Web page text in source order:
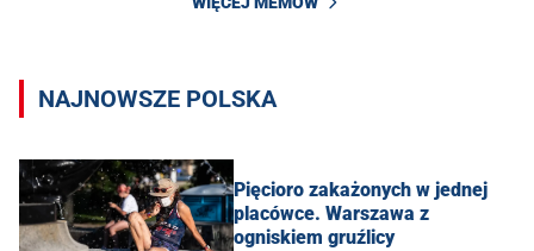
NAJNOWSZE POLSKA
Pięcioro zakażonych w jednej
placówce. Warszawa z
ogniskiem gruźlicy